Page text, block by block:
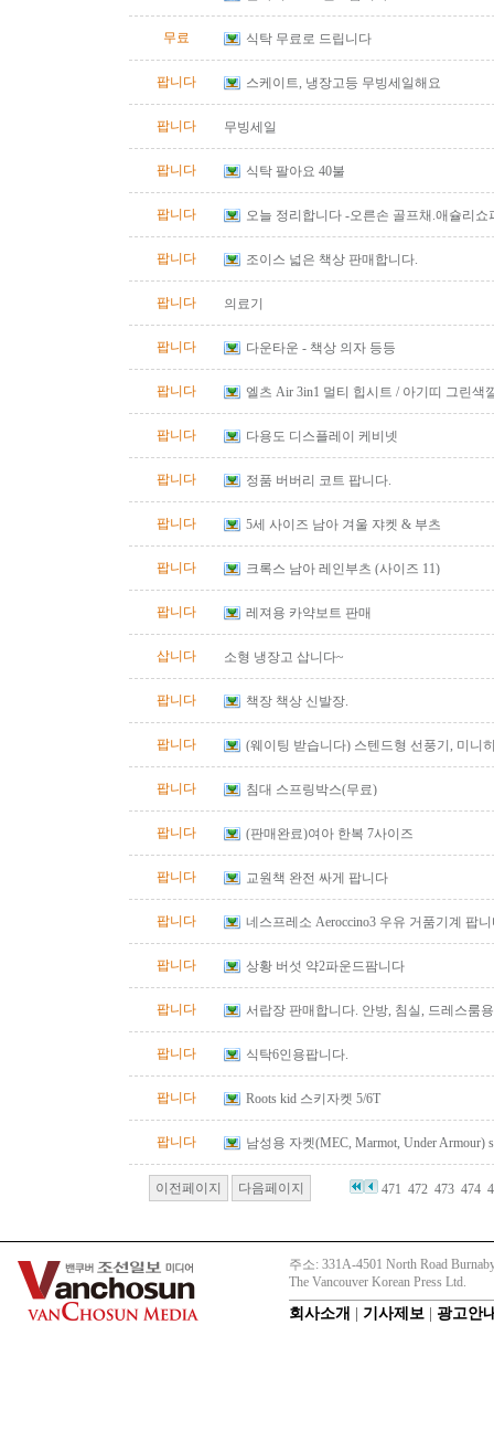
무료 식탁 무료로 드립니다
팝니다 스케이트, 냉장고등 무빙세일해요
팝니다 무빙세일
팝니다 식탁 팔아요 40불
팝니다 오늘 정리합니다 -오른손 골프채.애슐리쇼
팝니다 조이스 넓은 책상 판매합니다.
팝니다 의료기
팝니다 다운타운 - 책상 의자 등등
팝니다 엘츠 Air 3in1 멀티 힙시트 / 아기띠 그린색
팝니다 다용도 디스플레이 케비넷
팝니다 정품 버버리 코트 팝니다.
팝니다 5세 사이즈 남아 겨울 쟈켓 & 부츠
팝니다 크록스 남아 레인부츠 (사이즈 11)
팝니다 레져용 카약보트 판매
삽니다 소형 냉장고 삽니다~
팝니다 책장 책상 신발장.
팝니다
(웨이팅 받습니다) 스텐드형 선풍기, 미니
팝니다
침대 스프링박스(무료)
팝니다 (판매완료)여아 한복 7사이즈
팝니다 교원책 완전 싸게 팝니다
팝니다 네스프레소 Aeroccino3 우유 거품기계 팝
팝니다 상황 버섯 약2파운드팜니다
팝니다 서랍장 판매합니다. 안방, 침실, 드레스룸용
팝니다 식탁6인용팝니다.
팝니다 Roots kid 스키자켓 5/6T
팝니다 남성용 자켓(MEC, Marmot, Under Armour)
이전페이지 다음페이지 471 472 473 474
주소: 331A-4501 North Road
The Vancouver Korean Press Ltd.
회사소개 기사제보 광고안